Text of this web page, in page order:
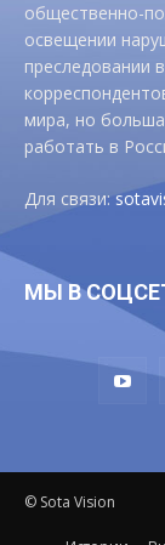
общественно-
освещении
преследовании
мира, но
работать в
Для связи:
МЫ В
© Sota Vision